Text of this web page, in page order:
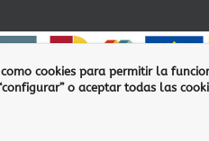
cookies para permitir la
o aceptar todas las